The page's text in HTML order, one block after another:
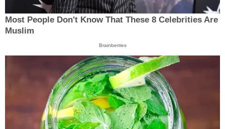
Most People Don't Know That These 8 Celebrities Are
Muslim
Brainberries